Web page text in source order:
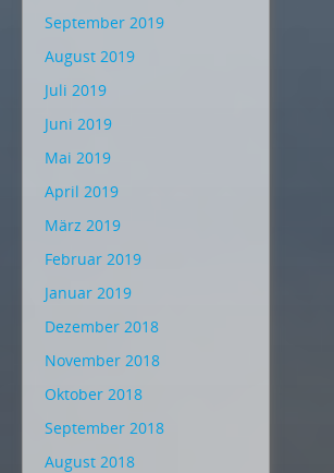
September 2019
August 2019
Juli 2019
Juni 2019
Mai 2019
April 2019
März 2019
Februar 2019
Januar 2019
Dezember 2018
November 2018
Oktober 2018
September 2018
August 2018